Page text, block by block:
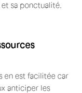
sa ponctualité.
en est facilitée car
anticiper les